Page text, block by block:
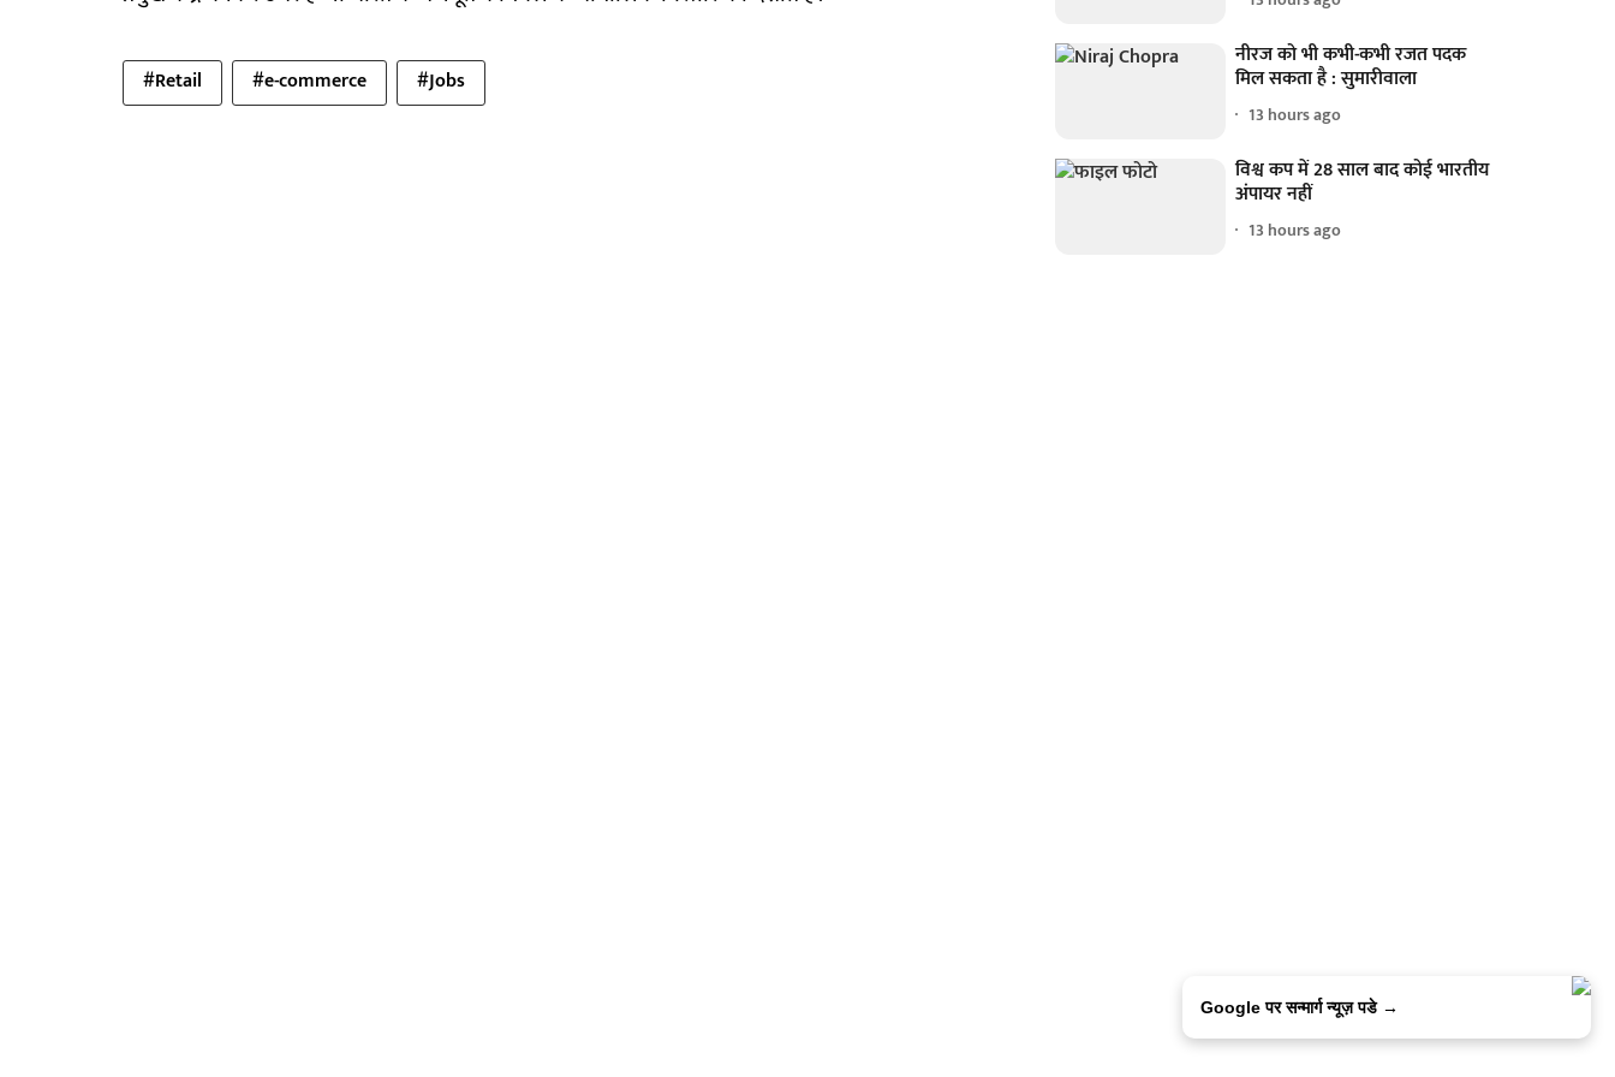
#Retail #e-commerce #Jobs
नीरज को भी कभी-कभी रजत पदक
मिल सकता है : सुमारीवाला
13 hours ago
विश्व कप में 28 साल बाद कोई भारतीय
अंपायर नहीं
13 hours ago
Google पर सन्मार्ग न्यूज़ पडे →